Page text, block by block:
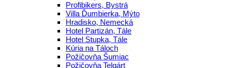
Profibikers, Bystrá
Villa Ďumbierka, Mýto
Hradisko, Nemecká
Hotel Partizán, Tále
Hotel Stupka, Tále
Kúria na Táloch
Požičovňa Šumiac
Požičovňa Telgárt